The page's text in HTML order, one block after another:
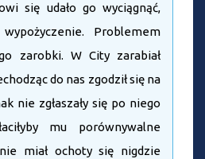
się udało go wyciągnąć,
Problemem
zarobki. W City zarabiał
do nas zgodził się na
nie zgłaszały się po niego
mu porównywalne
miał ochoty się nigdzie